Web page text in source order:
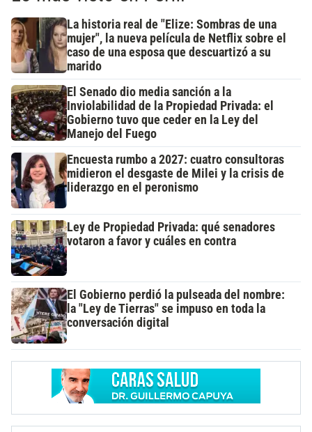
La historia real de "Elize: Sombras de una
mujer", la nueva película de Netflix sobre el
caso de una esposa que descuartizó a su
marido
El Senado dio media sanción a la
Inviolabilidad de la Propiedad Privada: el
Gobierno tuvo que ceder en la Ley del
Manejo del Fuego
Encuesta rumbo a 2027: cuatro consultoras
midieron el desgaste de Milei y la crisis de
liderazgo en el peronismo
Ley de Propiedad Privada: qué senadores
votaron a favor y cuáles en contra
El Gobierno perdió la pulseada del nombre:
la "Ley de Tierras" se impuso en toda la
conversación digital